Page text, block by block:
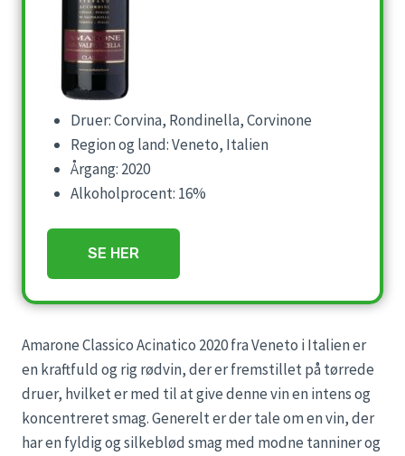
Druer: Corvina, Rondinella, Corvinone
Region og land: Veneto, Italien
Årgang: 2020
Alkoholprocent: 16%
SE HER
Amarone Classico Acinatico 2020 fra Veneto i Italien er
en kraftfuld og rig rødvin, der er fremstillet på tørrede
druer, hvilket er med til at give denne vin en intens og
koncentreret smag. Generelt er der tale om en vin, der
har en fyldig og silkeblød smag med modne tanniner og